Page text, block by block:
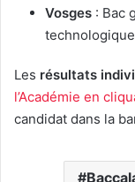
Vosges : Bac
Les résultats
l’Académie en
candidat dans la